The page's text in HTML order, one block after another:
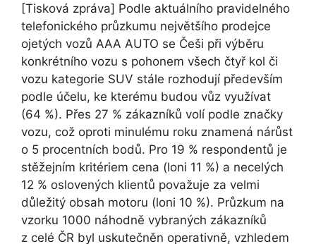
[Tisková zpráva] Podle aktuálního pravidelného
telefonického průzkumu největšího prodejce
ojetých vozů AAA AUTO se Češi při výběru
konkrétního vozu s pohonem všech čtyř kol či
vozu kategorie SUV stále rozhodují především
podle účelu, ke kterému budou vůz využívat
(64 %). Přes 27 % zákazníků volí podle značky
vozu, což oproti minulému roku znamená nárůst
o 5 procentních bodů. Pro 19 % respondentů je
stěžejním kritériem cena (loni 11 %) a necelých
12 % oslovených klientů považuje za velmi
důležitý obsah motoru (loni 10 %). Průzkum na
vzorku 1000 náhodně vybraných zákazníků
z celé ČR byl uskutečněn operativně, vzhledem